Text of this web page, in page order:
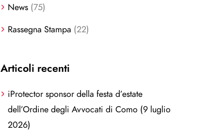
News (75)
Rassegna Stampa (22)
Articoli recenti
iProtector sponsor della festa d’estate
dell’Ordine degli Avvocati di Como (9 luglio
2026)